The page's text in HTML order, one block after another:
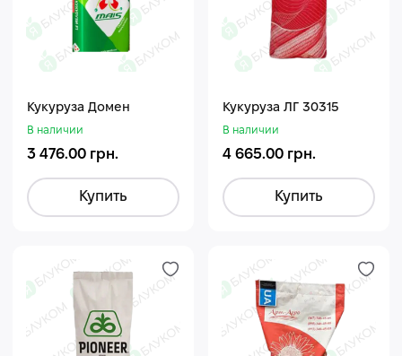
Кукуруза Домен
В наличии
3 476.00 грн.
Купить
Кукуруза ЛГ 30315
В наличии
4 665.00 грн.
Купить